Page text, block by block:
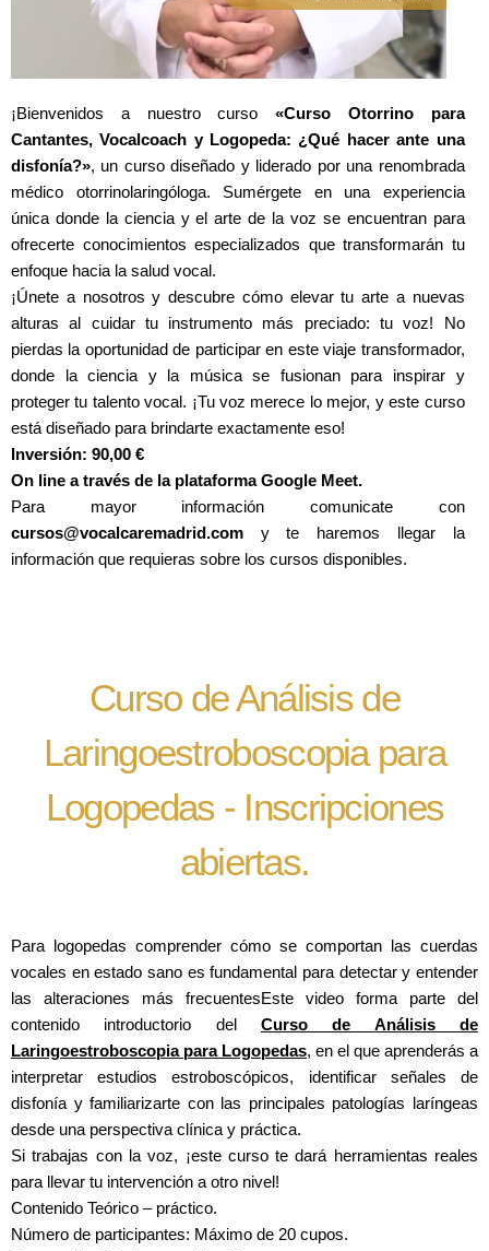
¡Bienvenidos a nuestro curso «Curso Otorrino para
Cantantes, Vocalcoach y Logopeda: ¿Qué hacer ante una
disfonía?», un curso diseñado y liderado por una renombrada
médico otorrinolaringóloga. Sumérgete en una experiencia
única donde la ciencia y el arte de la voz se encuentran para
ofrecerte conocimientos especializados que transformarán tu
enfoque hacia la salud vocal.
¡Únete a nosotros y descubre cómo elevar tu arte a nuevas
alturas al cuidar tu instrumento más preciado: tu voz! No
pierdas la oportunidad de participar en este viaje transformador,
donde la ciencia y la música se fusionan para inspirar y
proteger tu talento vocal. ¡Tu voz merece lo mejor, y este curso
está diseñado para brindarte exactamente eso!
Inversión: 90,00 €
On line a través de la plataforma Google Meet.
Para mayor información comunicate con
cursos@vocalcaremadrid.com y te haremos llegar la
información que requieras sobre los cursos disponibles.
Curso de Análisis de
Laringoestroboscopia para
Logopedas - Inscripciones
abiertas.
Para logopedas comprender cómo se comportan las cuerdas
vocales en estado sano es fundamental para detectar y entender
las alteraciones más frecuentesEste video forma parte del
contenido introductorio del Curso de Análisis de
Laringoestroboscopia para Logopedas, en el que aprenderás a
interpretar estudios estroboscópicos, identificar señales de
disfonía y familiarizarte con las principales patologías laríngeas
desde una perspectiva clínica y práctica.
Si trabajas con la voz, ¡este curso te dará herramientas reales
para llevar tu intervención a otro nivel!
Contenido Teórico – práctico.
Número de participantes: Máximo de 20 cupos.